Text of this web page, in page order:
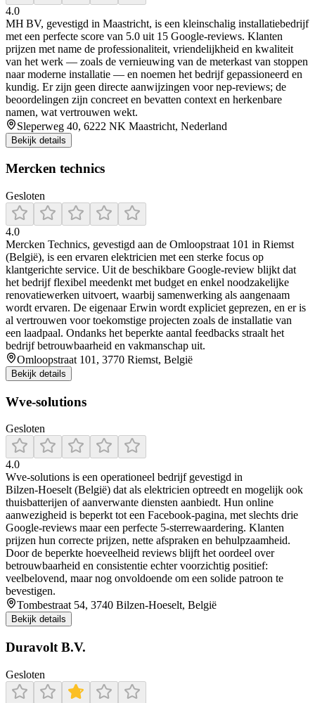
4.0
MH BV, gevestigd in Maastricht, is een kleinschalig installatiebedrijf
met een perfecte score van 5.0 uit 15 Google‑reviews. Klanten
prijzen met name de professionaliteit, vriendelijkheid en kwaliteit
van het werk — zoals de vernieuwing van de meterkast van stoppen
naar moderne installatie — en noemen het bedrijf gepassioneerd en
kundig. Er zijn geen directe aanwijzingen voor nep‑reviews; de
beoordelingen zijn concreet en bevatten context en herkenbare
namen, wat vertrouwen wekt.
Sleperweg 40, 6222 NK Maastricht, Nederland
Bekijk details
Mercken technics
Gesloten
4.0
Mercken Technics, gevestigd aan de Omloopstraat 101 in Riemst
(België), is een ervaren elektricien met een sterke focus op
klantgerichte service. Uit de beschikbare Google-review blijkt dat
het bedrijf flexibel meedenkt met budget en enkel noodzakelijke
renovatiewerken uitvoert, waarbij samenwerking als aangenaam
wordt ervaren. De eigenaar Erwin wordt expliciet geprezen, en er is
al vertrouwen voor toekomstige projecten zoals de installatie van
een laadpaal. Ondanks het beperkte aantal feedbacks straalt het
bedrijf betrouwbaarheid en vakmanschap uit.
Omloopstraat 101, 3770 Riemst, België
Bekijk details
Wve-solutions
Gesloten
4.0
Wve‑solutions is een operationeel bedrijf gevestigd in
Bilzen‑Hoeselt (België) dat als elektricien optreedt en mogelijk ook
thuisbatterijen of aanverwante diensten aanbiedt. Hun online
aanwezigheid is beperkt tot een Facebook‑pagina, met slechts drie
Google‑reviews maar een perfecte 5‑sterrewaardering. Klanten
prijzen hun correcte prijzen, nette afspraken en behulpzaamheid.
Door de beperkte hoeveelheid reviews blijft het oordeel over
betrouwbaarheid en consistentie echter voorzichtig positief:
veelbelovend, maar nog onvoldoende om een solide patroon te
bevestigen.
Tombestraat 54, 3740 Bilzen-Hoeselt, België
Bekijk details
Duravolt B.V.
Gesloten